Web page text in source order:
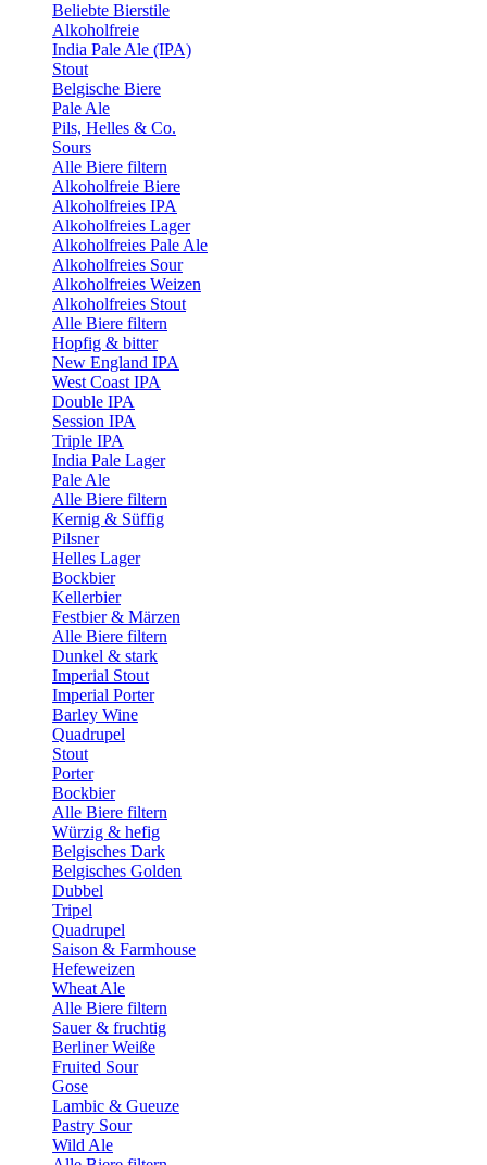
Beliebte Bierstile
Alkoholfreie
India Pale Ale (IPA)
Stout
Belgische Biere
Pale Ale
Pils, Helles & Co.
Sours
Alle Biere filtern
Alkoholfreie Biere
Alkoholfreies IPA
Alkoholfreies Lager
Alkoholfreies Pale Ale
Alkoholfreies Sour
Alkoholfreies Weizen
Alkoholfreies Stout
Alle Biere filtern
Hopfig & bitter
New England IPA
West Coast IPA
Double IPA
Session IPA
Triple IPA
India Pale Lager
Pale Ale
Alle Biere filtern
Kernig & Süffig
Pilsner
Helles Lager
Bockbier
Kellerbier
Festbier & Märzen
Alle Biere filtern
Dunkel & stark
Imperial Stout
Imperial Porter
Barley Wine
Quadrupel
Stout
Porter
Bockbier
Alle Biere filtern
Würzig & hefig
Belgisches Dark
Belgisches Golden
Dubbel
Tripel
Quadrupel
Saison & Farmhouse
Hefeweizen
Wheat Ale
Alle Biere filtern
Sauer & fruchtig
Berliner Weiße
Fruited Sour
Gose
Lambic & Gueuze
Pastry Sour
Wild Ale